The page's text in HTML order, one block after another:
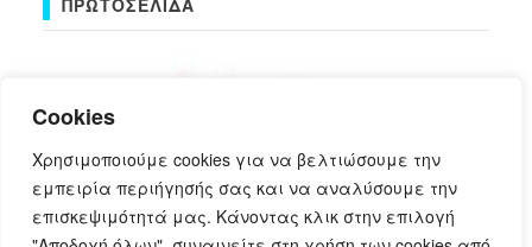
Cookies
Χρησιμοποιούμε cookies για να βελτιώσουμε την
εμπειρία περιήγησής σας και να αναλύσουμε την
επισκεψιμότητά μας. Κάνοντας κλικ στην επιλογή
πρωτοσέλιδα